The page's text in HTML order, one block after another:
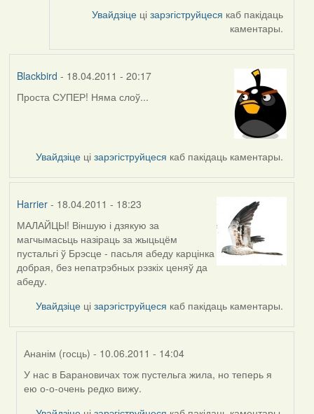
Увайдзіце цізарэгіструйцеся каб пакідаць
каментары.
Blackbird - 18.04.2011 - 20:17
Проста СУПЕР! Няма слоў...
Увайдзіце цізарэгіструйцеся каб пакідаць каментары.
Harrier- 18.04.2011 - 18:23
МАЛАЙЦЫ! Віншую і дзякую за
магчымасьць назіраць за жыцьцём
пустальгі ў Брэсце - пасьля абеду карцінка
добрая, без непатрэбных рэзкіх ценяў да
абеду.
Увайдзіце цізарэгіструйцеся каб пакідаць каментары.
Ананім (госць) - 10.06.2011 - 14:04
In
reply
У нас в Барановичах тож пустельга жила, но теперь я
ею о-о-очень редко вижу.